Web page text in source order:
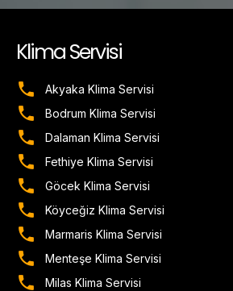
Klima Servisi
Akyaka Klima Servisi
Bodrum Klima Servisi
Dalaman Klima Servisi
Fethiye Klima Servisi
Göcek Klima Servisi
Köyceğiz Klima Servisi
Marmaris Klima Servisi
Menteşe Klima Servisi
Milas Klima Servisi